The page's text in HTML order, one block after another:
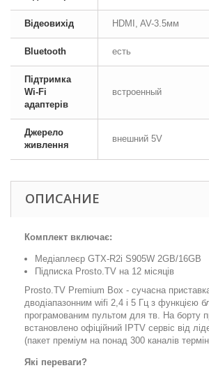
Відеовихід HDMI, AV-3.5мм
Bluetooth есть
Підтримка
Wi-Fi
адаптерів
встроенный
Джерело
живлення
внешний 5V
ОПИСАНИЕ
Комплект включає:
Медіаплеєр GTX-R2i S905W 2GB/16GB
Підписка Prosto.TV на 12 місяців
Prosto.TV Premium Box - сучасна
дводіапазонним wifi 2,4 і 5 Гц з функцією
програмованим пультом для тв. На борту
встановлено офіційний IPTV сервіс від
(пакет преміум на понад 300 каналів
Які переваги?